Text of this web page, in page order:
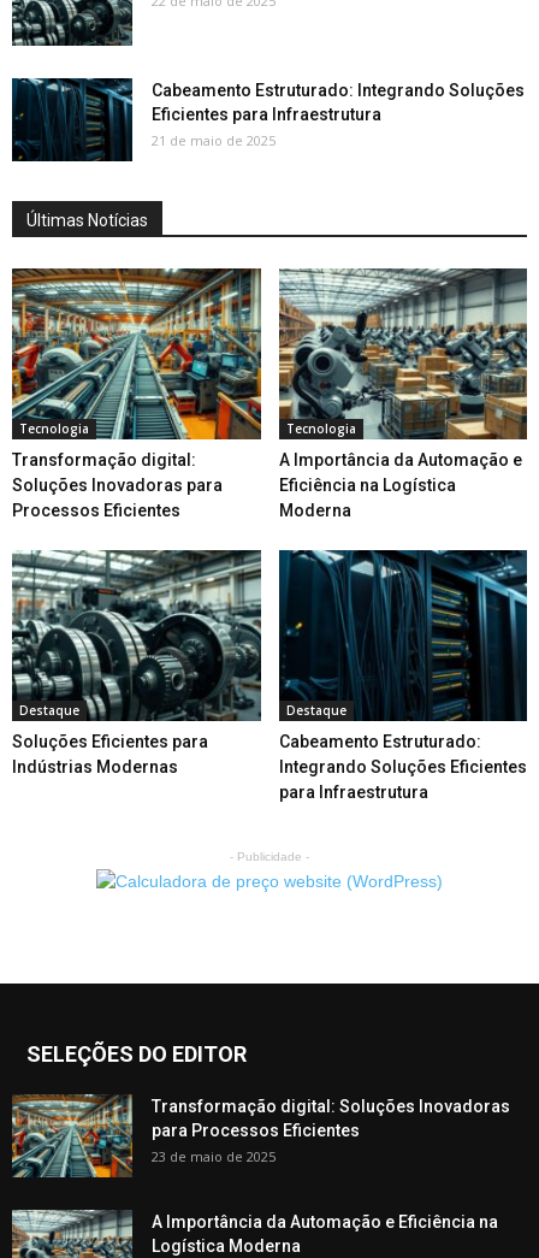
Cabeamento Estruturado: Integrando Soluções
Eficientes para Infraestrutura
21 de maio de 2025
Últimas Notícias
Tecnologia
Transformação digital:
Soluções Inovadoras para
Processos Eficientes
Tecnologia
A Importância da Automação e
Eficiência na Logística
Moderna
Destaque
Soluções Eficientes para
Indústrias Modernas
Destaque
Cabeamento Estruturado:
Integrando Soluções Eficientes
para Infraestrutura
- Publicidade -
SELEÇÕES DO EDITOR
Transformação digital: Soluções Inovadoras
para Processos Eficientes
23 de maio de 2025
A Importância da Automação e Eficiência na
Logística Moderna